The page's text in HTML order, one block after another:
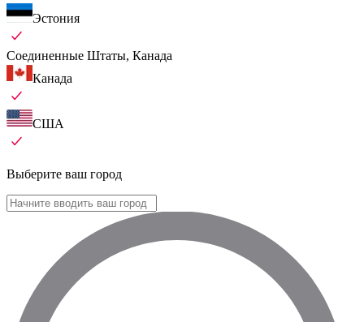
Эстония
Соединенные Штаты, Канада
Канада
США
Выберите ваш город